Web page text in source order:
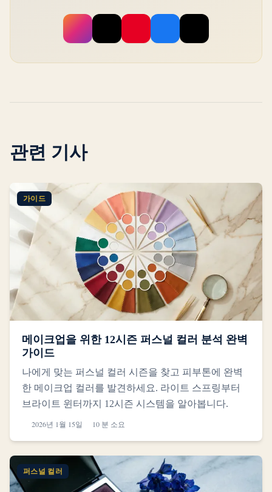
관련 기사
가이드
메이크업을 위한 12시즌 퍼스널 컬러 분석 완벽
가이드
나에게 맞는 퍼스널 컬러 시즌을 찾고 피부톤에 완벽
한 메이크업 컬러를 발견하세요. 라이트 스프링부터
브라이트 윈터까지 12시즌 시스템을 알아봅니다.
2026년 1월 15일 10 분 소요
퍼스널 컬러